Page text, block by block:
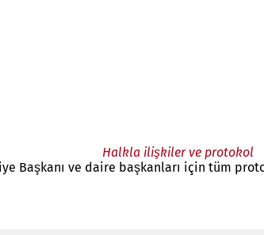
Halkla ilişkiler ve protokol
Başkanı ve daire başkanları için tüm